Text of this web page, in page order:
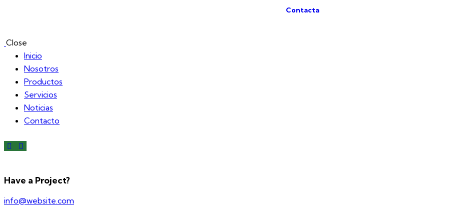
Contacta
Close
Inicio
Nosotros
Productos
Servicios
Noticias
Contacto
Have a Project?
info@website.com